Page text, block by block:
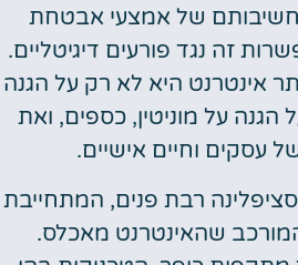
של אמצעי אבטחת
זה נגד פורעים דיגיטליים.
אינטרנט היא לא רק על הגנה
הגנה על מוניטין, כספים, ואת
עסקים וחיים אישיים.
רבת פנים, המתחייבת
שהאינטרנט מאכלס.